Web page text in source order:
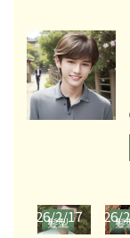
髪型
2026/2/17 髪
2026/